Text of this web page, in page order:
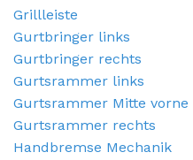
Grillleiste
Gurtbringer links
Gurtbringer rechts
Gurtsrammer links
Gurtsrammer Mitte vorne
Gurtsrammer rechts
Handbremse Mechanik